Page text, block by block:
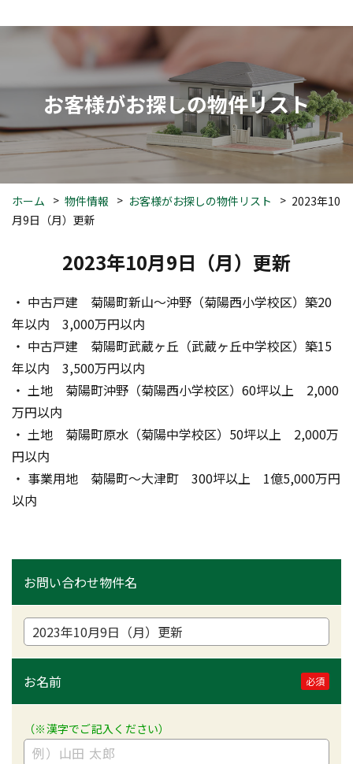
お客様がお探しの物件リスト
ホーム 物件情報 お客様がお探しの物件リスト
2023年10
月9日（月）更新
2023年10月9日（月）更新
・ 中古戸建　菊陽町新山～沖野（菊陽西小学校区）築20
年以内　3,000万円以内
・ 中古戸建　菊陽町武蔵ヶ丘（武蔵ヶ丘中学校区）築15
年以内　3,500万円以内
・ 土地　菊陽町沖野（菊陽西小学校区）60坪以上　2,000
万円以内
・ 土地　菊陽町原水（菊陽中学校区）50坪以上　2,000万
円以内
・ 事業用地　菊陽町～大津町　300坪以上　1億5,000万円
以内
お問い合わせ物件名
お名前 必須
（※漢字でご記入ください）